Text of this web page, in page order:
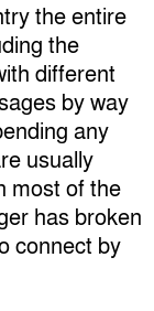
the entire
the
different
by way
any
usually
most of the
has broken
connect by